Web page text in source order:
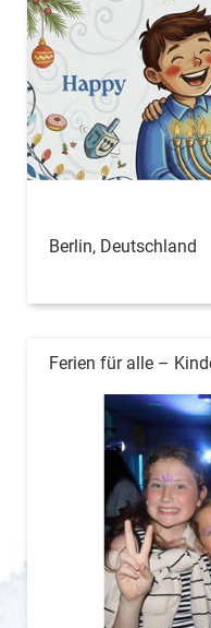
Berlin, Deutschland
Ferien für alle –